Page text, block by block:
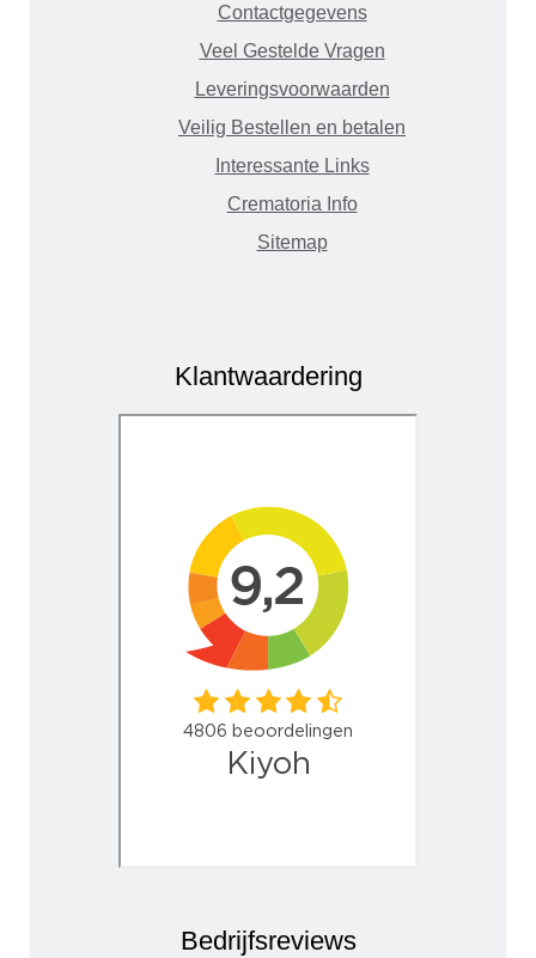
Contactgegevens
Veel Gestelde Vragen
Leveringsvoorwaarden
Veilig Bestellen en betalen
Interessante Links
Crematoria Info
Sitemap
Klantwaardering
Bedrijfsreviews